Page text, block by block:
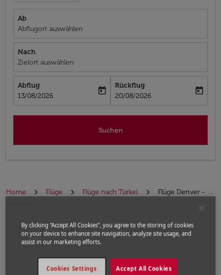
Ab
Abflugort auswählen
Nach
Zielort auswählen
Abflug
fc-booking-departure-date-aria-label
13/08/2026
today
Rückflug
fc-booking-return-date-aria-label
20/08/2026
today
Suchen
Home Flüge Flüge nach Türkei
Flüge Denver -
Die nächsten Flüge von Denver
nach Bodrum
Bitte ändern Sie Ihre gewünschte Route (Abflugort
By clicking “Accept All Cookies”, you agree to the storing of cookies
on your device to enhance site navigation, analyze site usage, and
assist in our marketing efforts.
Accept All Cookies
Cookies Settings